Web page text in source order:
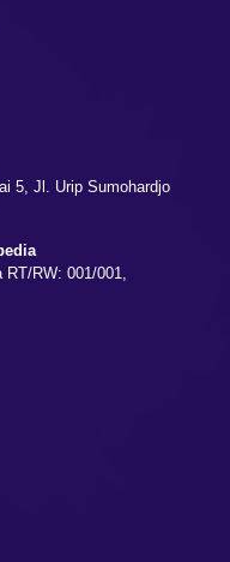
5, Jl. Urip Sumohardjo
RW: 001/001,